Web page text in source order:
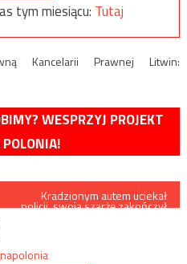
tym miesiącu: Tutaj
Kancelarii Prawnej Litwin:
WESPRZYJ PROJEKT
Kradzionym autem uciekał
policji, swoją szarżę zakończył